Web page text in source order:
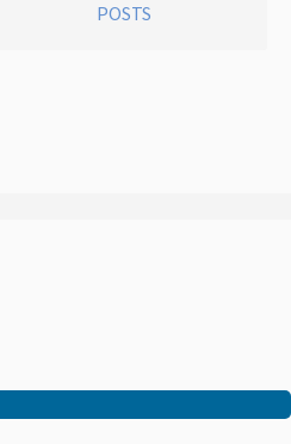
POSTS